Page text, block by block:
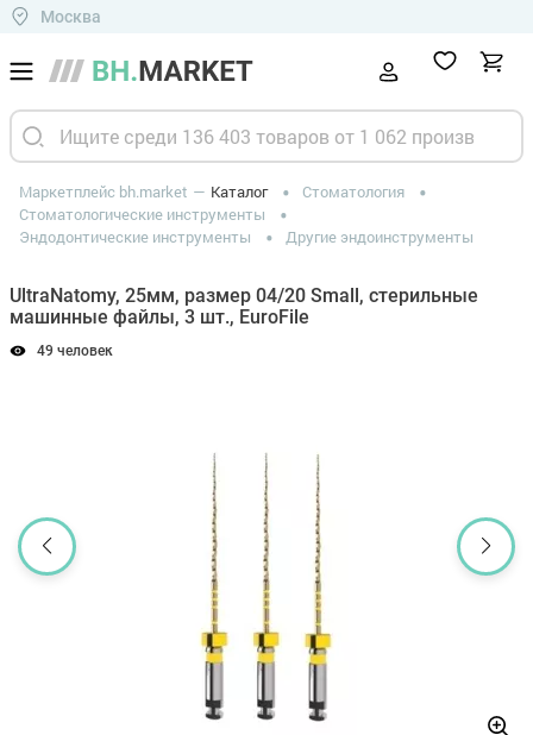
Москва
Маркетплейс bh.market Каталог
Стоматология
Стоматологические инструменты
Эндодонтические инструменты
Другие эндоинструменты
UltraNatomy, 25мм, размер 04/20 Small, стерильные
машинные файлы, 3 шт., EuroFile
49 человек